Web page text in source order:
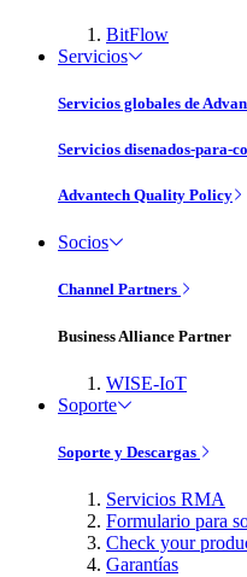
BitFlow
Servicios
Servicios globales de
Servicios disenados-para-
Advantech Quality Policy
Socios
Channel Partners
Business Alliance Partner
WISE-IoT
Soporte
Soporte y Descargas
Servicios RMA
Formulario para
Check your
Garantías